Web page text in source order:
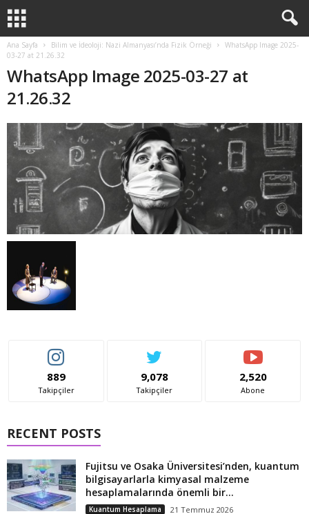
Ana Sayfa Bilim ve İdeoloji: Nazi Almanyası’nda Fizik Örneği
WhatsApp Image 2025-
03-27 at 21.26.32
WhatsApp Image 2025-03-27 at
21.26.32
889
Takipçiler
9,078
Takipçiler
2,520
Abone
RECENT POSTS
Fujitsu ve Osaka Üniversitesi’nden, kuantum
bilgisayarlarla kimyasal malzeme
hesaplamalarında önemli bir...
Kuantum Hesaplama 21 Temmuz 2026